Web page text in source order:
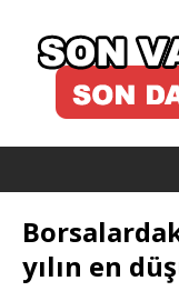
yılın en